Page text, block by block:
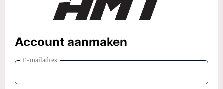
Account aanmaken
E-mailadres